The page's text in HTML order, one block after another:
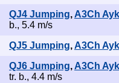
QJ4 Jumping, A3Ch
b., 5.4 m/s
QJ5 Jumping,A3Ch
QJ6 Jumping, A3Ch
tr. b., 4.4 m/s